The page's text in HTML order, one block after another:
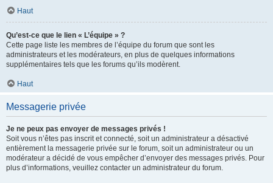
Haut
Qu’est-ce que le lien « L’équipe » ?
Cette page liste les membres de l’équipe du forum que sont les
administrateurs et les modérateurs, en plus de quelques informations
supplémentaires tels que les forums qu’ils modèrent.
Haut
Messagerie privée
Je ne peux pas envoyer de messages privés !
Soit vous n’êtes pas inscrit et connecté, soit un administrateur a désactivé
entièrement la messagerie privée sur le forum, soit un administrateur ou un
modérateur a décidé de vous empêcher d’envoyer des messages privés. Pour
plus d’informations, veuillez contacter un administrateur du forum.